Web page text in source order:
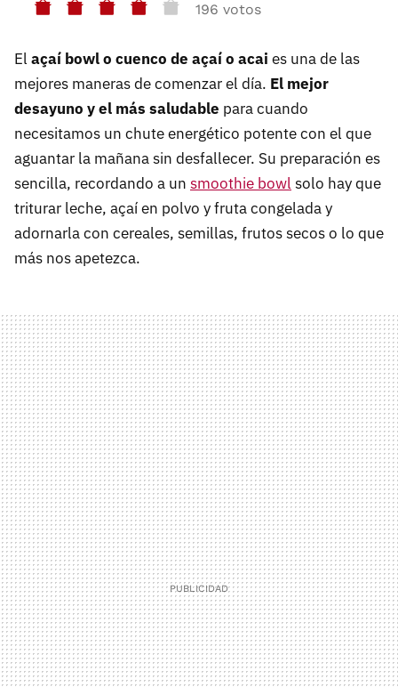
196 votos
El açaí bowl o cuenco de açaí o acai es una de las
mejores maneras de comenzar el día. El mejor
desayuno y el más saludable para cuando
necesitamos un chute energético potente con el que
aguantar la mañana sin desfallecer. Su preparación es
sencilla, recordando a un smoothie bowlsolo hay que
triturar leche, açaí en polvo y fruta congelada y
adornarla con cereales, semillas, frutos secos o lo que
más nos apetezca.